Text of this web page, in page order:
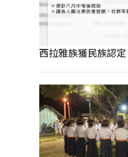
西拉雅族獲民族認